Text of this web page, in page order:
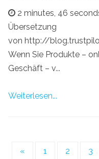
2 minutes, 46
Übersetzung
von http://
Wenn Sie Produkte –
Geschäft – v...
Weiterlesen...
« 1 2 3